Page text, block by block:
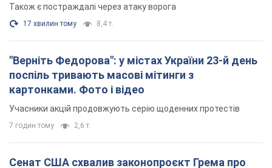
7 годин тому 2,6 т.
Сенат США схвалив законопроєкт Грема про
санкції проти Росії: що далі
Документ передбачає нові економічні обмеження
6 годин тому 5,3 т.